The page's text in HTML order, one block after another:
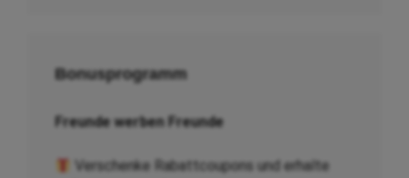
Bonusprogramm
Freunde werben Freunde
Verschenke Rabattcoupons und erhalte